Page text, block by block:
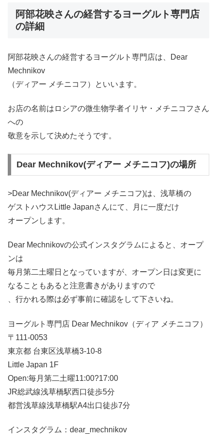
阿部花映さんの経営するヨーグルト専門店
の詳細
阿部花映さんの経営するヨーグルト専門店は、Dear
Mechnikov
（ディアー メチニコフ）といいます。
お店の名前はロシアの微生物学者イリヤ・メチニコフさん
への
敬意を示して決めたそうです。
Dear Mechnikov(ディアー メチニコフ)の場所
>Dear Mechnikov(ディアー メチニコフ)は、浅草橋の
ゲストハウスLittle Japanさんにて、月に一度だけ
オープンします。
Dear Mechnikovの公式インスタグラムによると、オープ
ンは
毎月第二土曜日となっていますが、オープン日は変更に
なることもあると注意書きがありますので
、行かれる際は必ず事前に確認をして下さいね。
ヨーグルト専門店 Dear Mechnikov（ディア メチニコフ）
〒111-0053
東京都 台東区浅草橋3-10-8
Little Japan 1F
Open:毎月第二土曜11:00?17:00
JR総武線浅草橋駅西口徒歩5分
都営浅草線浅草橋駅A4出口徒歩7分
インスタグラム：dear_mechnikov